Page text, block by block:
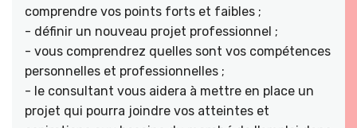
comprendre vos points forts et faibles ;
- définir un nouveau projet professionnel ;
- vous comprendrez quelles sont vos compétences
personnelles et professionnelles ;
- le consultant vous aidera à mettre en place un
projet qui pourra joindre vos atteintes et